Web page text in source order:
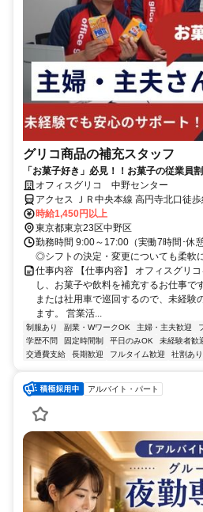
グリコ商品の補充スタッフ
「お菓子好き」必見！！お菓子の従業員
さん活躍中のお仕事☆
オフィスグリコ 中野センター
アクセス ＪＲ中央本線 高円寺北口徒
時給1,450円以上
東京都東京23区中野区
勤務時間 9:00～17:00（実働7時間･休
◎シフトの決定・変更についても柔軟
仕事内容 【仕事内容】 オフィスグリ
し、お菓子や飲料を補充するお仕事で
または社用車で巡回するので、未経験
ます。 営業活...
制服あり 副業・WワークOK 主婦・主夫歓迎
学歴不問
固定時間制 平日のみOK 未経験者歓
交通費支給
長期歓迎 フルタイム歓迎 社割あり
アルバイト・パート